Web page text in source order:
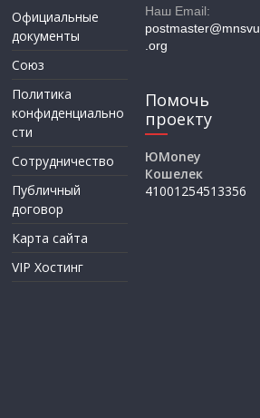
Официальные
документы
Союз
Политика
конфиденциально
сти
Сотрудничество
Публичный
договор
Карта сайта
VIP Хостинг
Наш Email:
postmaster@mnsvu
.org
Помочь
проекту
ЮMoney
Кошелек
41001254513356